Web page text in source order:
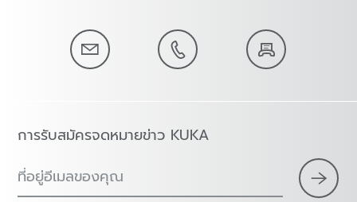
การรับสมัครจดหมายข่าว KUKA
ที่อยู่อีเมลของคุณ